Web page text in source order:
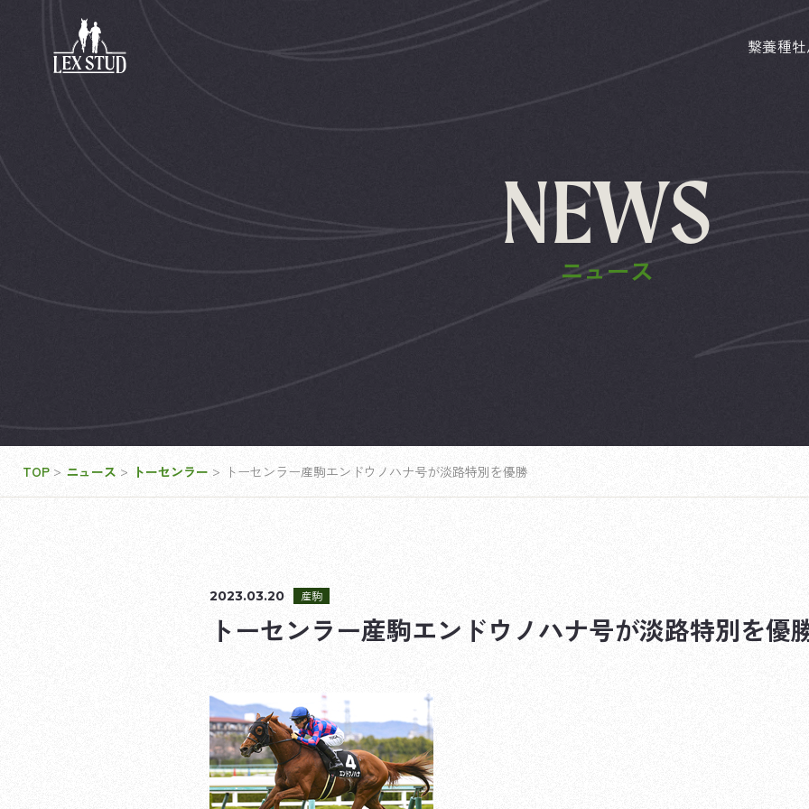
繋養種
NEWS
ニュース
TOP > ニュース > トーセンラー > トーセンラー産駒エンドウノハナ号が淡路特別を優勝
2023.03.20 産駒
トーセンラー産駒エンドウノハナ号が淡路特別を優